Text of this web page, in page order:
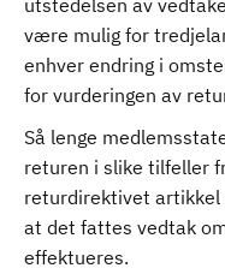
utstedelsen av
være mulig for
enhver endring i
for vurderingen av
Så lenge
returen i slike tilfeller
returdirektivet
at det fattes vedtak
effektueres.